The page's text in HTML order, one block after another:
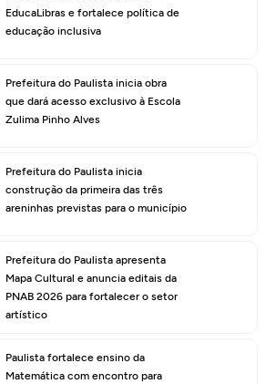
EducaLibras e fortalece política de
educação inclusiva
Prefeitura do Paulista inicia obra
que dará acesso exclusivo à Escola
Zulima Pinho Alves
Prefeitura do Paulista inicia
construção da primeira das três
areninhas previstas para o município
Prefeitura do Paulista apresenta
Mapa Cultural e anuncia editais da
PNAB 2026 para fortalecer o setor
artístico
Paulista fortalece ensino da
Matemática com encontro para